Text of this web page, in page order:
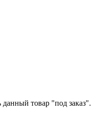
товар "под заказ".